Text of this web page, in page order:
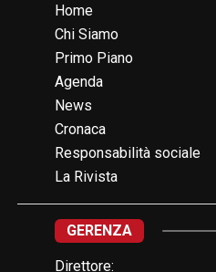
Home
Chi Siamo
Primo Piano
Agenda
News
Cronaca
Responsabilità sociale
La Rivista
GERENZA
Direttore: